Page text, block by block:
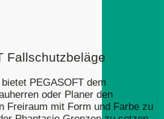
Fallschutzbeläge
PEGASOFT dem
oder Planer den
Freiraum mit Form und Farbe zu